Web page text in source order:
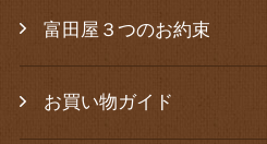
富田屋３つのお約束
お買い物ガイド